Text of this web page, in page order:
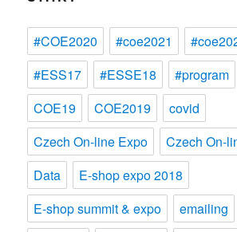
#COE2020 #coe2021
#ESS17
#ESSE18 #program
COE19
COE2019
covid
Czech On-line Expo
Czech On-
Data
E-shop expo 2018
E-shop summit & expo
emailing